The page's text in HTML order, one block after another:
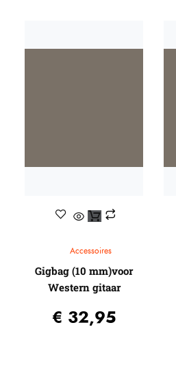
Accessoires
Gigbag (10 mm)voor
Western gitaar
€ 32,95